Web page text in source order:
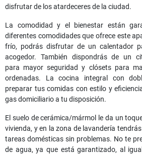
disfrutar de los atardeceres de la ciudad.
La comodidad y el bienestar están
diferentes comodidades que ofrece este
frío, podrás disfrutar de un calentador
acogedor. También dispondrás de un
para mayor seguridad y clósets para
ordenadas. La cocina integral con
preparar tus comidas con estilo y
gas domiciliario a tu disposición.
El suelo de cerámica/mármol le da un
vivienda, y en la zona de lavandería
tareas domésticas sin problemas. No te
de agua, ya que está garantizado, al